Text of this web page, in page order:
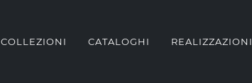
COLLEZIONI CATALOGHI REALIZZAZIONI